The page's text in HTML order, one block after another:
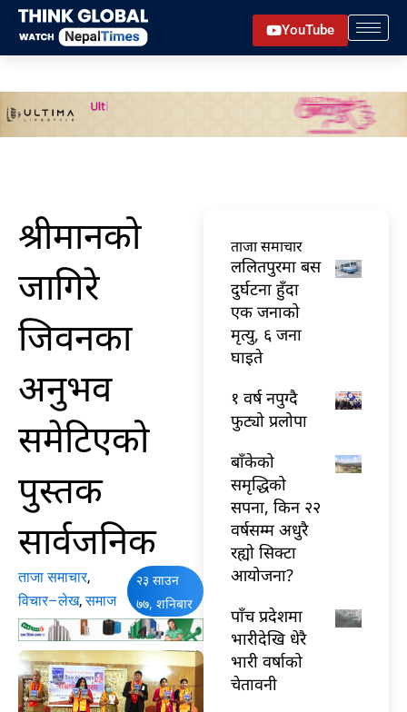
Skip
content
YouTube
श्रीमानको
जागिरे
जिवनका
अनुभव
समेटिएको
पुस्तक
सार्वजनिक
ताजा समाचार,
विचार–लेख,समाज
२३ साउन
७७, शनिबार
ताजा समाचार
ललितपुरमा बस
दुर्घटना हुँदा
एक जनाको
मृत्यु, ६ जना
घाइते
१ वर्ष नपुग्दै
फुट्यो प्रलोपा
बाँकेको
समृद्धिको
सपना, किन २२
वर्षसम्म अधुरै
रह्यो सिक्टा
आयोजना?
पाँच प्रदेशमा
भारीदेखि धेरै
भारी वर्षाको
चेतावनी